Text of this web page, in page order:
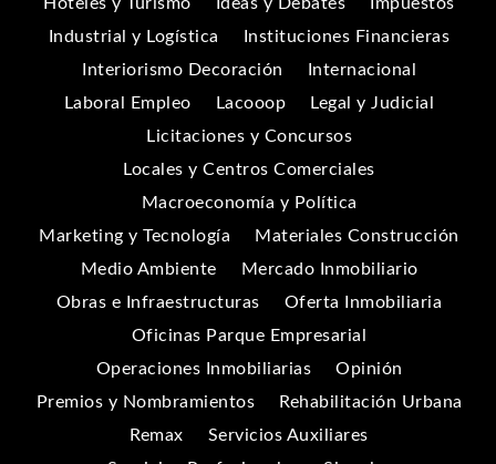
Industrial y Logística
Instituciones Financieras
Interiorismo Decoración
Internacional
Laboral Empleo
Lacooop
Legal y Judicial
Licitaciones y Concursos
Locales y Centros Comerciales
Macroeconomía y Política
Marketing y Tecnología
Materiales Construcción
Medio Ambiente
Mercado Inmobiliario
Obras e Infraestructuras
Oferta Inmobiliaria
Oficinas Parque Empresarial
Operaciones Inmobiliarias
Opinión
Premios y Nombramientos
Rehabilitación Urbana
Remax
Servicios Auxiliares